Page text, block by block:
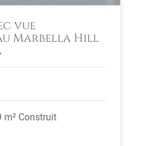
vue
Marbella Hill
m² Construit